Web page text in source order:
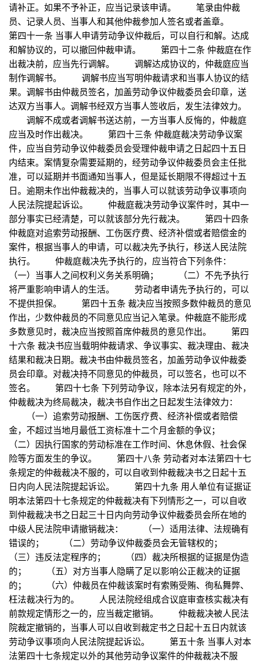
请补正。如果不予补正，应当记录该申请。 笔录由仲裁
员、记录人员、当事人和其他仲裁参加人签名或者盖章。
第四十一条 当事人申请劳动争议仲裁后，可以自行和解。达成
和解协议的，可以撤回仲裁申请。 第四十二条 仲裁庭在作
出裁决前，应当先行调解。 调解达成协议的，仲裁庭应当
制作调解书。 调解书应当写明仲裁请求和当事人协议的结
果。调解书由仲裁员签名，加盖劳动争议仲裁委员会印章，送
达双方当事人。调解书经双方当事人签收后，发生法律效力。
调解不成或者调解书送达前，一方当事人反悔的，仲裁庭
应当及时作出裁决。 第四十三条 仲裁庭裁决劳动争议案
件，应当自劳动争议仲裁委员会受理仲裁申请之日起四十五日
内结束。案情复杂需要延期的，经劳动争议仲裁委员会主任批
准，可以延期并书面通知当事人，但是延长期限不得超过十五
日。逾期未作出仲裁裁决的，当事人可以就该劳动争议事项向
人民法院提起诉讼。 仲裁庭裁决劳动争议案件时，其中一
部分事实已经清楚，可以就该部分先行裁决。 第四十四条
仲裁庭对追索劳动报酬、工伤医疗费、经济补偿或者赔偿金的
案件，根据当事人的申请，可以裁决先予执行，移送人民法院
执行。 仲裁庭裁决先予执行的，应当符合下列条件：
（一）当事人之间权利义务关系明确； （二）不先予执行
将严重影响申请人的生活。 劳动者申请先予执行的，可以
不提供担保。 第四十五条 裁决应当按照多数仲裁员的意见
作出，少数仲裁员的不同意见应当记入笔录。仲裁庭不能形成
多数意见时，裁决应当按照首席仲裁员的意见作出。 第四
十六条 裁决书应当载明仲裁请求、争议事实、裁决理由、裁决
结果和裁决日期。裁决书由仲裁员签名，加盖劳动争议仲裁委
员会印章。对裁决持不同意见的仲裁员，可以签名，也可以不
签名。 第四十七条 下列劳动争议，除本法另有规定的外，
仲裁裁决为终局裁决，裁决书自作出之日起发生法律效力：
（一）追索劳动报酬、工伤医疗费、经济补偿或者赔偿
金，不超过当地月最低工资标准十二个月金额的争议；
（二）因执行国家的劳动标准在工作时间、休息休假、社会保
险等方面发生的争议。 第四十八条 劳动者对本法第四十七
条规定的仲裁裁决不服的，可以自收到仲裁裁决书之日起十五
日内向人民法院提起诉讼。 第四十九条 用人单位有证据证
明本法第四十七条规定的仲裁裁决有下列情形之一，可以自收
到仲裁裁决书之日起三十日内向劳动争议仲裁委员会所在地的
中级人民法院申请撤销裁决： （一）适用法律、法规确有
错误的； （二）劳动争议仲裁委员会无管辖权的；
（三）违反法定程序的； （四）裁决所根据的证据是伪造
的； （五）对方当事人隐瞒了足以影响公正裁决的证据
的； （六）仲裁员在仲裁该案时有索贿受贿、徇私舞弊、
枉法裁决行为的。 人民法院经组成合议庭审查核实裁决有
前款规定情形之一的，应当裁定撤销。 仲裁裁决被人民法
院裁定撤销的，当事人可以自收到裁定书之日起十五日内就该
劳动争议事项向人民法院提起诉讼。 第五十条 当事人对本
法第四十七条规定以外的其他劳动争议案件的仲裁裁决不服